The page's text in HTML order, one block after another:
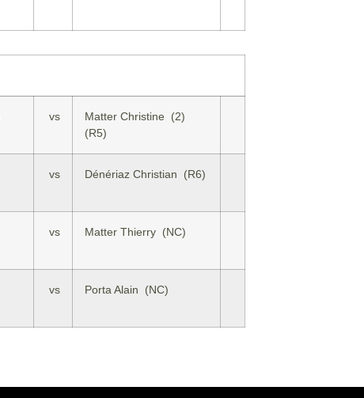
vs
Matter Christine (2)
(R5)
vs Dénériaz Christian (R6)
vs Matter Thierry (NC)
vs Porta Alain (NC)